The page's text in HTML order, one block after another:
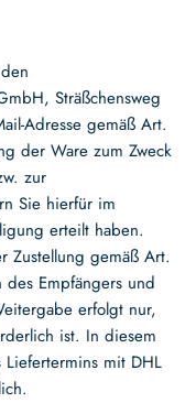
Sträßchensweg
Adresse gemäß Art.
der Ware zum Zweck
zur
Sie hierfür im
erteilt haben.
Zustellung gemäß Art.
Empfängers und
erfolgt nur,
ist. In diesem
mit DHL